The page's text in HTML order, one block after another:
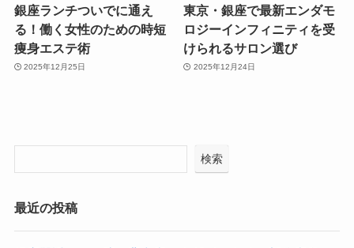
銀座ランチついでに通え
る！働く女性のための時短
痩身エステ術
2025年12月25日
東京・銀座で最新エンダモ
ロジーインフィニティを受
けられるサロン選び
2025年12月24日
検索
最近の投稿